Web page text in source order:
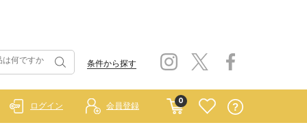
条件から探す
0
ログイン 会員登録